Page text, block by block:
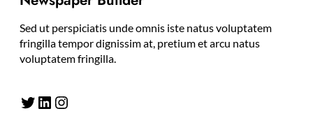
Sed ut perspiciatis unde omnis iste natus voluptatem
fringilla tempor dignissim at, pretium et arcu natus
voluptatem fringilla.
Twitter LinkedIn Instagram